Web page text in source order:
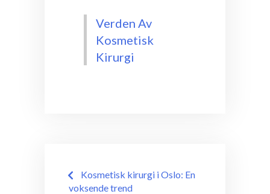
Verden Av
Kosmetisk
Kirurgi
Innleggsnavigasjon
Kosmetisk kirurgi i Oslo: En
voksende trend